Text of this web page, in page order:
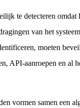
te detecteren omdat
van het
moeten
API-aanroepen en al
vormen samen een